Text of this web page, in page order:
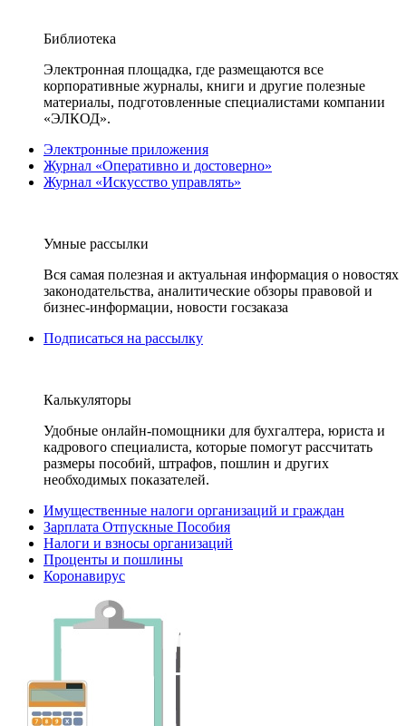
Библиотека
Электронная площадка, где размещаются все
корпоративные журналы, книги и другие полезные
материалы, подготовленные специалистами компании
«ЭЛКОД».
Электронные приложения
Журнал «Оперативно и достоверно»
Журнал «Искусство управлять»
Умные рассылки
Вся самая полезная и актуальная информация о новостях
законодательства, аналитические обзоры правовой и
бизнес-информации, новости госзаказа
Подписаться на рассылку
Калькуляторы
Удобные онлайн-помощники для бухгалтера, юриста и
кадрового специалиста, которые помогут рассчитать
размеры пособий, штрафов, пошлин и других
необходимых показателей.
Имущественные налоги организаций и граждан
Зарплата Отпускные Пособия
Налоги и взносы организаций
Проценты и пошлины
Коронавирус